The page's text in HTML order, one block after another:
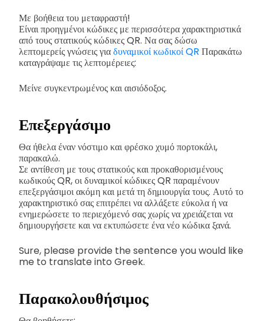
Με βοήθεια του μεταφραστή!
Είναι προηγμένοι κώδικες με περισσότερα χαρακτηριστικά
από τους στατικούς κώδικες QR. Να σας δώσω
λεπτομερείς γνώσεις γιαδυναμικοί κωδικοί QR Παρακάτω
καταγράψαμε τις λεπτομέρειες:
Μείνε συγκεντρωμένος και αισιόδοξος.
Επεξεργάσιμο
Θα ήθελα έναν νόστιμο και φρέσκο χυμό πορτοκάλι,
παρακαλώ.
Σε αντίθεση με τους στατικούς και προκαθορισμένους
κωδικούς QR, οι δυναμικοί κώδικες QR παραμένουν
επεξεργάσιμοι ακόμη και μετά τη δημιουργία τους. Αυτό το
χαρακτηριστικό σας επιτρέπει να αλλάξετε εύκολα ή να
ενημερώσετε το περιεχόμενό σας χωρίς να χρειάζεται να
δημιουργήσετε και να εκτυπώσετε ένα νέο κώδικα ξανά.
Sure, please provide the sentence you would like
me to translate into Greek.
Παρακολουθήσιμος